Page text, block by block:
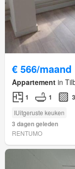
€ 566/maand
Appartement in
1 1
IUitgeruste keuken
3 dagen geleden
RENTUMO